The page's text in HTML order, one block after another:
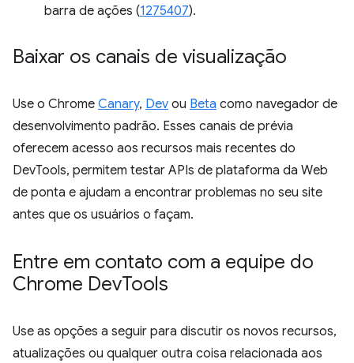
barra de ações (1275407).
Baixar os canais de visualização
Use o Chrome Canary, Dev ou Beta como navegador de
desenvolvimento padrão. Esses canais de prévia
oferecem acesso aos recursos mais recentes do
DevTools, permitem testar APIs de plataforma da Web
de ponta e ajudam a encontrar problemas no seu site
antes que os usuários o façam.
Entre em contato com a equipe do
Chrome DevTools
Use as opções a seguir para discutir os novos recursos,
atualizações ou qualquer outra coisa relacionada aos